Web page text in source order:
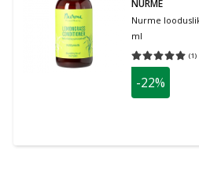
NURME
Nurme
ml
(1)
Keskmine hinnang
-22%